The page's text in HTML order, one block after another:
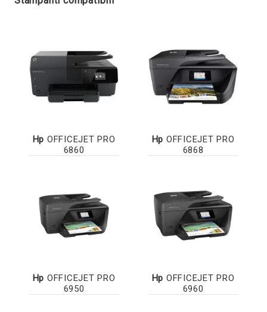
Hp OFFICEJET PRO
6860
Hp OFFICEJET PRO
6868
Hp OFFICEJET PRO
6950
Hp OFFICEJET PRO
6960